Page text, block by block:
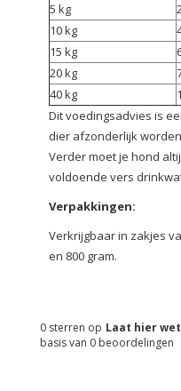
5 kg
10 kg
15 kg
20 kg
40 kg
Dit voedingsadvies is
dier afzonderlijk
Verder moet je hond
voldoende vers
Verpakkingen:
Verkrijgbaar in zakjes
en 800 gram.
Laat hier
0 sterren op
basis van 0 beoordelingen